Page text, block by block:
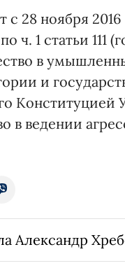
с 28 ноября
ч. 1 статьи 111
в
и
Конституцией
в ведении
Александр